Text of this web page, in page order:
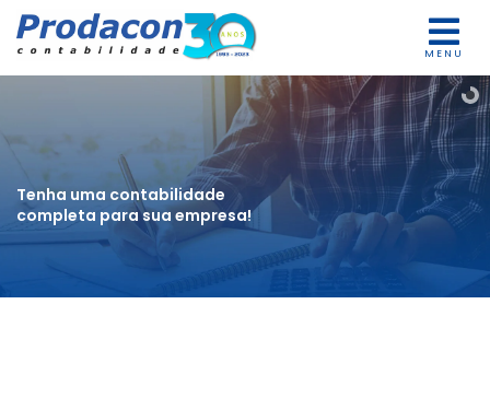
MENU
Tenha uma contabilidade
completa para sua empresa!